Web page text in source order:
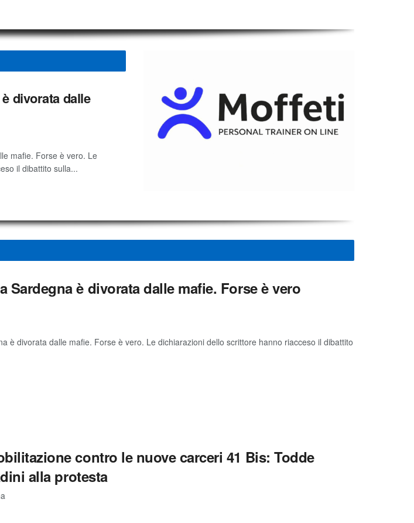
divorata dalle
mafie. Forse è vero. Le
il dibattito sulla...
Sardegna è divorata dalle mafie. Forse è vero
è divorata dalle mafie. Forse è vero. Le dichiarazioni dello scrittore hanno riacceso il dibattito
contro le nuove carceri 41 Bis: Todde
alla protesta